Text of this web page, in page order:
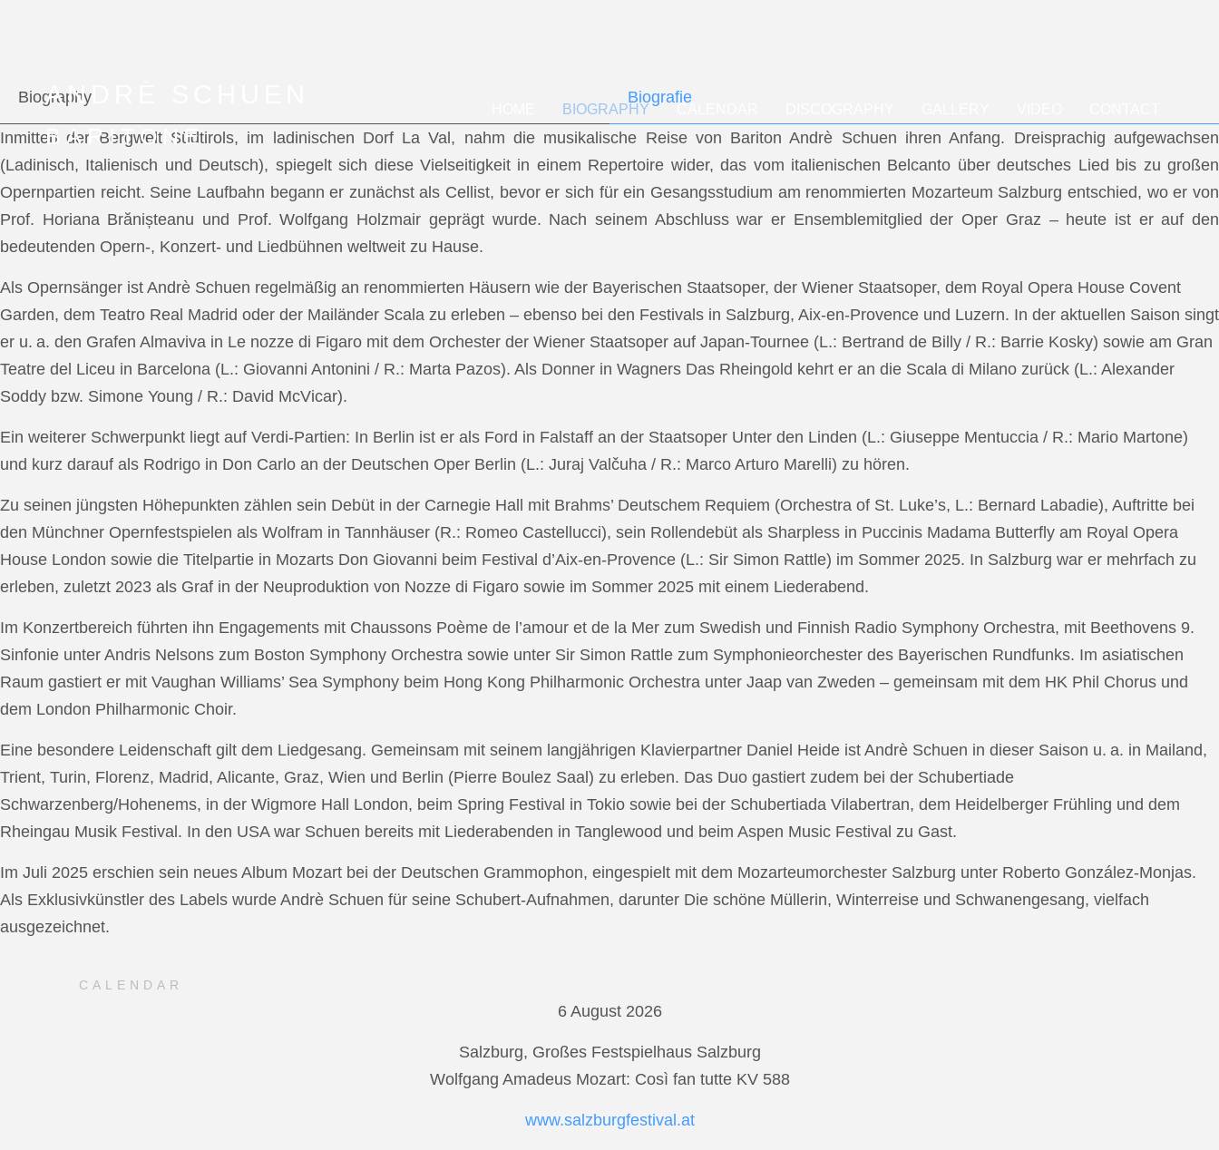
ANDRÈ SCHUEN
BARITONE
BIOGRAPHY
Biography Biografie
Inmitten der Bergwelt Südtirols, im ladinischen Dorf La Val, nahm die musikalische Reise von Bariton Andrè Schuen ihren Anfang. Dreisprachig aufgewachsen
(Ladinisch, Italienisch und Deutsch), spiegelt sich diese Vielseitigkeit in einem Repertoire wider, das vom italienischen Belcanto über deutsches Lied bis zu großen
Opernpartien reicht. Seine Laufbahn begann er zunächst als Cellist, bevor er sich für ein Gesangsstudium am renommierten Mozarteum Salzburg entschied, wo er von
Prof. Horiana Brănișteanu und Prof. Wolfgang Holzmair geprägt wurde. Nach seinem Abschluss war er Ensemblemitglied der Oper Graz – heute ist er auf den
bedeutenden Opern-, Konzert- und Liedbühnen weltweit zu Hause.
Als Opernsänger ist Andrè Schuen regelmäßig an renommierten Häusern wie der Bayerischen Staatsoper, der Wiener Staatsoper, dem Royal Opera House Covent
Garden, dem Teatro Real Madrid oder der Mailänder Scala zu erleben – ebenso bei den Festivals in Salzburg, Aix-en-Provence und Luzern. In der aktuellen Saison singt
er u. a. den Grafen Almaviva in Le nozze di Figaro mit dem Orchester der Wiener Staatsoper auf Japan-Tournee (L.: Bertrand de Billy / R.: Barrie Kosky) sowie am Gran
Teatre del Liceu in Barcelona (L.: Giovanni Antonini / R.: Marta Pazos). Als Donner in Wagners Das Rheingold kehrt er an die Scala di Milano zurück (L.: Alexander
Soddy bzw. Simone Young / R.: David McVicar).
Ein weiterer Schwerpunkt liegt auf Verdi-Partien: In Berlin ist er als Ford in Falstaff an der Staatsoper Unter den Linden (L.: Giuseppe Mentuccia / R.: Mario Martone)
und kurz darauf als Rodrigo in Don Carlo an der Deutschen Oper Berlin (L.: Juraj Valčuha / R.: Marco Arturo Marelli) zu hören.
Zu seinen jüngsten Höhepunkten zählen sein Debüt in der Carnegie Hall mit Brahms’ Deutschem Requiem (Orchestra of St. Luke’s, L.: Bernard Labadie), Auftritte bei
den Münchner Opernfestspielen als Wolfram in Tannhäuser (R.: Romeo Castellucci), sein Rollendebüt als Sharpless in Puccinis Madama Butterfly am Royal Opera
House London sowie die Titelpartie in Mozarts Don Giovanni beim Festival d’Aix-en-Provence (L.: Sir Simon Rattle) im Sommer 2025. In Salzburg war er mehrfach zu
erleben, zuletzt 2023 als Graf in der Neuproduktion von Nozze di Figaro sowie im Sommer 2025 mit einem Liederabend.
Im Konzertbereich führten ihn Engagements mit Chaussons Poème de l’amour et de la Mer zum Swedish und Finnish Radio Symphony Orchestra, mit Beethovens 9.
Sinfonie unter Andris Nelsons zum Boston Symphony Orchestra sowie unter Sir Simon Rattle zum Symphonieorchester des Bayerischen Rundfunks. Im asiatischen
Raum gastiert er mit Vaughan Williams’ Sea Symphony beim Hong Kong Philharmonic Orchestra unter Jaap van Zweden – gemeinsam mit dem HK Phil Chorus und
dem London Philharmonic Choir.
Eine besondere Leidenschaft gilt dem Liedgesang. Gemeinsam mit seinem langjährigen Klavierpartner Daniel Heide ist Andrè Schuen in dieser Saison u. a. in Mailand,
Trient, Turin, Florenz, Madrid, Alicante, Graz, Wien und Berlin (Pierre Boulez Saal) zu erleben. Das Duo gastiert zudem bei der Schubertiade
Schwarzenberg/Hohenems, in der Wigmore Hall London, beim Spring Festival in Tokio sowie bei der Schubertiada Vilabertran, dem Heidelberger Frühling und dem
Rheingau Musik Festival. In den USA war Schuen bereits mit Liederabenden in Tanglewood und beim Aspen Music Festival zu Gast.
Im Juli 2025 erschien sein neues Album Mozart bei der Deutschen Grammophon, eingespielt mit dem Mozarteumorchester Salzburg unter Roberto González-Monjas.
Als Exklusivkünstler des Labels wurde Andrè Schuen für seine Schubert-Aufnahmen, darunter Die schöne Müllerin, Winterreise und Schwanengesang, vielfach
ausgezeichnet.
CALENDAR
6 August 2026
Salzburg, Großes Festspielhaus Salzburg
Wolfgang Amadeus Mozart: Così fan tutte KV 588
www.salzburgfestival.at